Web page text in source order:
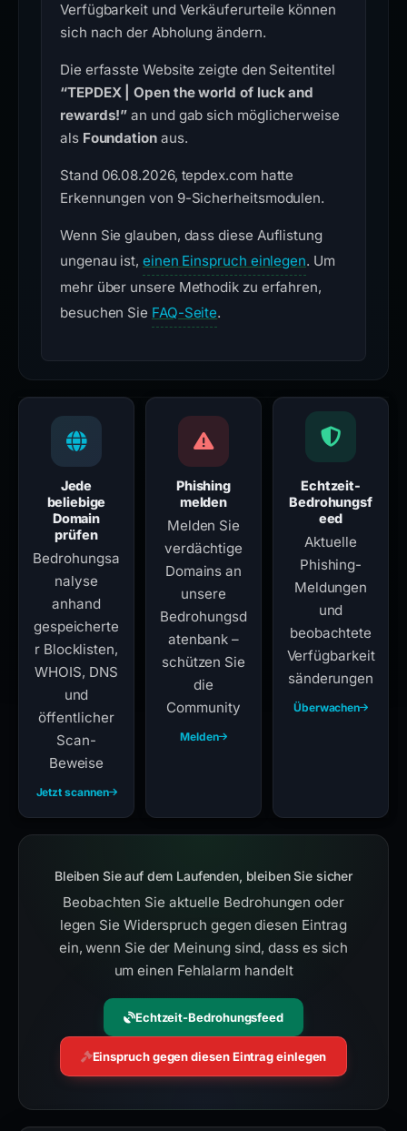
Verfügbarkeit und Verkäuferurteile können
sich nach der Abholung ändern.
Die erfasste Website zeigte den Seitentitel
“TEPDEX | Open the world of luck and
rewards!” an und gab sich möglicherweise
als Foundationaus.
Stand 06.08.2026, tepdex.com hatte
Erkennungen von 9-Sicherheitsmodulen.
Wenn Sie glauben, dass diese Auflistung
ungenau ist, einen Einspruch einlegen. Um
mehr über unsere Methodik zu erfahren,
besuchen Sie FAQ-Seite.
Jede
beliebige
Domain
prüfen
Bedrohungsa
nalyse
anhand
gespeicherte
r Blocklisten,
WHOIS, DNS
und
öffentlicher
Scan-
Beweise
Jetzt scannen
Phishing
melden
Melden Sie
verdächtige
Domains an
unsere
Bedrohungsd
atenbank –
schützen Sie
die
Community
Melden
Echtzeit-
Bedrohungsf
eed
Aktuelle
Phishing-
Meldungen
und
beobachtete
Verfügbarkeit
sänderungen
Überwachen
Bleiben Sie auf dem Laufenden, bleiben Sie sicher
Beobachten Sie aktuelle Bedrohungen oder
legen Sie Widerspruch gegen diesen Eintrag
ein, wenn Sie der Meinung sind, dass es sich
um einen Fehlalarm handelt
Echtzeit-Bedrohungsfeed
Einspruch gegen diesen Eintrag einlegen